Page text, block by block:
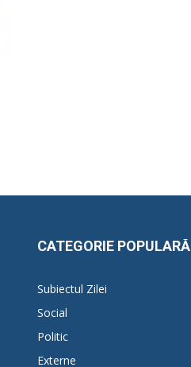
CATEGORIE POPULARĂ
Subiectul Zilei
Social
Politic
Externe